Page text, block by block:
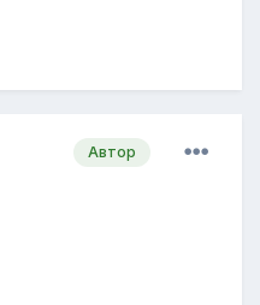
Автор